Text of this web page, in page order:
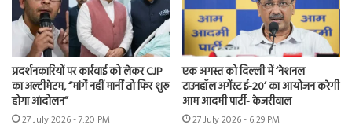
प्रदर्शनकारियों पर कार्रवाई को लेकर CJP
का अल्टीमेटम, “मांगें नहीं मानीं तो फिर शुरू
होगा आंदोलन”
27 July 2026 - 7:20 PM
एक अगस्त को दिल्ली में ‘नेशनल
टाउनहॉल अगेंस्ट ई-20’ का आयोजन करेगी
आम आदमी पार्टी- केजरीवाल
27 July 2026 - 6:29 PM